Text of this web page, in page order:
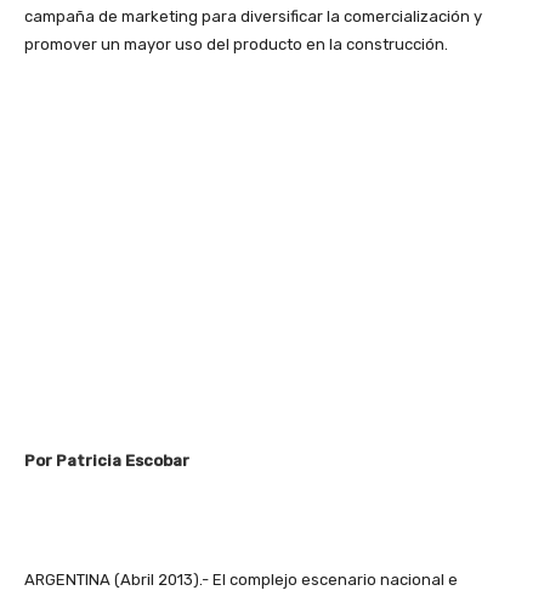
campaña de marketing para diversificar la comercialización y
promover un mayor uso del producto en la construcción.
Por Patricia Escobar
ARGENTINA (Abril 2013).- El complejo escenario nacional e